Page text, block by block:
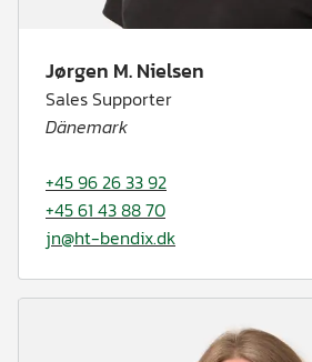
Jørgen M. Nielsen
Sales Supporter
Dänemark
+45 96 26 33 92
+45 61 43 88 70
jn@ht-bendix.dk